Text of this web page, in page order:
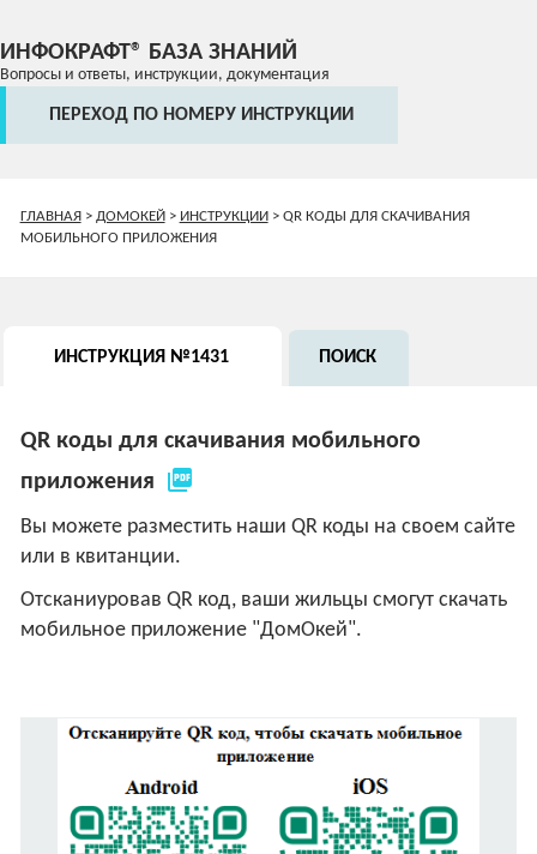
ИНФОКРАФТ® БАЗА ЗНАНИЙ
Вопросы и ответы, инструкции, документация
ПЕРЕХОД ПО НОМЕРУ ИНСТРУКЦИИ
ГЛАВНАЯ> ДОМОКЕЙ> ИНСТРУКЦИИ> QR КОДЫ ДЛЯ СКАЧИВАНИЯ
МОБИЛЬНОГО ПРИЛОЖЕНИЯ
ИНСТРУКЦИЯ №1431 ПОИСК
QR коды для скачивания мобильного
приложения picture_as_pdf
Вы можете разместить наши QR коды на своем сайте
или в квитанции.
Отсканиуровав QR код, ваши жильцы смогут скачать
мобильное приложение "ДомОкей".